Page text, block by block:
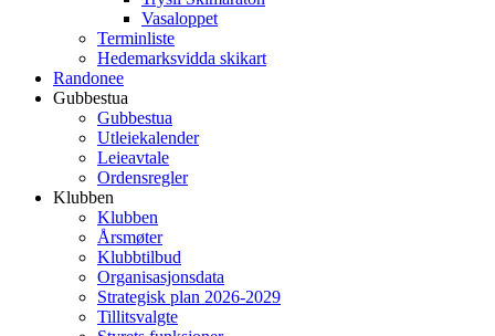
Vasaloppet
Terminliste
Hedemarksvidda skikart
Randonee
Gubbestua
Gubbestua
Utleiekalender
Leieavtale
Ordensregler
Klubben
Klubben
Årsmøter
Klubbtilbud
Organisasjonsdata
Strategisk plan 2026-2029
Tillitsvalgte